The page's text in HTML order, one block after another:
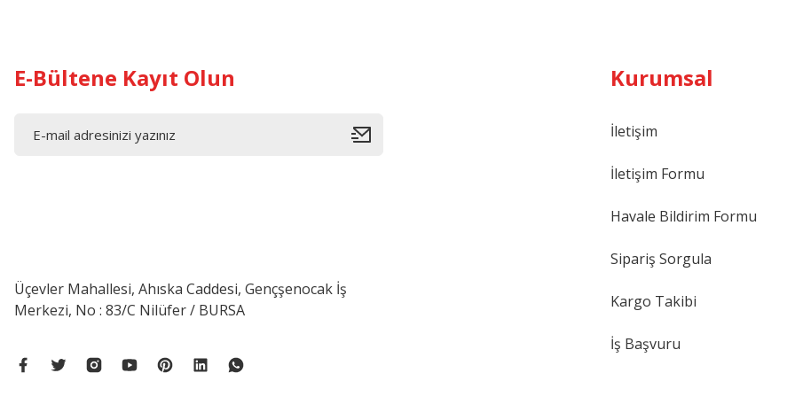
E-Bültene Kayıt Olun
Üçevler Mahallesi, Ahıska Caddesi, Gençşenocak İş
Merkezi, No : 83/C Nilüfer / BURSA
Kurumsal
İletişim
İletişim Formu
Havale Bildirim Formu
Sipariş Sorgula
Kargo Takibi
İş Başvuru